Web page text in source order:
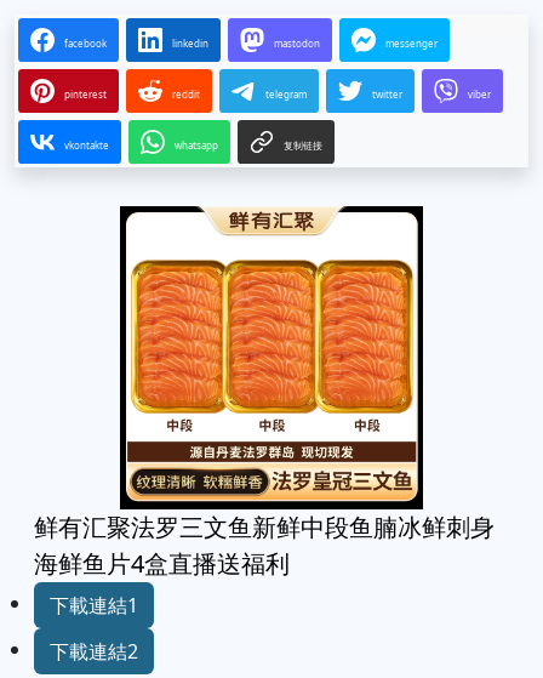
facebook linkedin mastodon messenger
pinterest reddit telegram twitter viber
vkontakte whatsapp 复制链接
鲜有汇聚法罗三文鱼新鲜中段鱼腩冰鲜刺身
海鲜鱼片4盒直播送福利
下載連結1
下載連結2